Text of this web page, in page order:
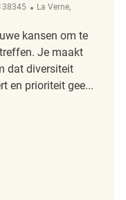
Plaats
La Verne,
kansen om te
Je maakt
dat diversiteit
en prioriteit gee...